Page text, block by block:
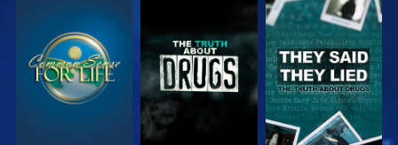
KIJK KIJK KIJK